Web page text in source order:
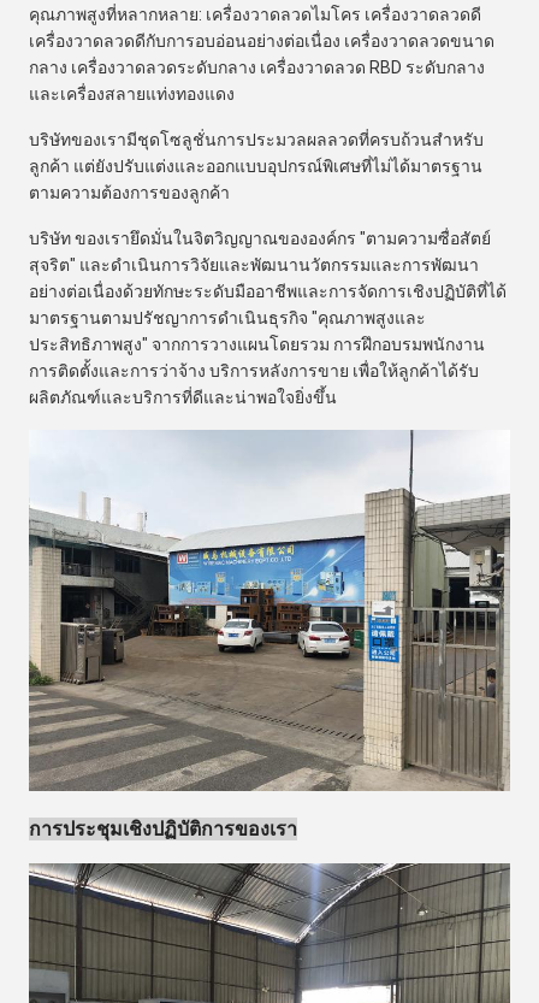
คุณภาพสูงที่หลากหลาย: เครื่องวาดลวดไมโคร เครื่องวาดลวดดี
เครื่องวาดลวดดีกับการอบอ่อนอย่างต่อเนื่อง เครื่องวาดลวดขนาด
กลาง เครื่องวาดลวดระดับกลาง เครื่องวาดลวด RBD ระดับกลาง
และเครื่องสลายแท่งทองแดง
บริษัทของเรามีชุดโซลูชั่นการประมวลผลลวดที่ครบถ้วนสำหรับ
ลูกค้า แต่ยังปรับแต่งและออกแบบอุปกรณ์พิเศษที่ไม่ได้มาตรฐาน
ตามความต้องการของลูกค้า
บริษัท ของเรายึดมั่นในจิตวิญญาณขององค์กร "ตามความซื่อสัตย์
สุจริต" และดำเนินการวิจัยและพัฒนานวัตกรรมและการพัฒนา
อย่างต่อเนื่องด้วยทักษะระดับมืออาชีพและการจัดการเชิงปฏิบัติที่ได้
มาตรฐานตามปรัชญาการดำเนินธุรกิจ "คุณภาพสูงและ
ประสิทธิภาพสูง" จากการวางแผนโดยรวม การฝึกอบรมพนักงาน
การติดตั้งและการว่าจ้าง บริการหลังการขาย เพื่อให้ลูกค้าได้รับ
ผลิตภัณฑ์และบริการที่ดีและน่าพอใจยิ่งขึ้น
การประชุมเชิงปฏิบัติการของเรา